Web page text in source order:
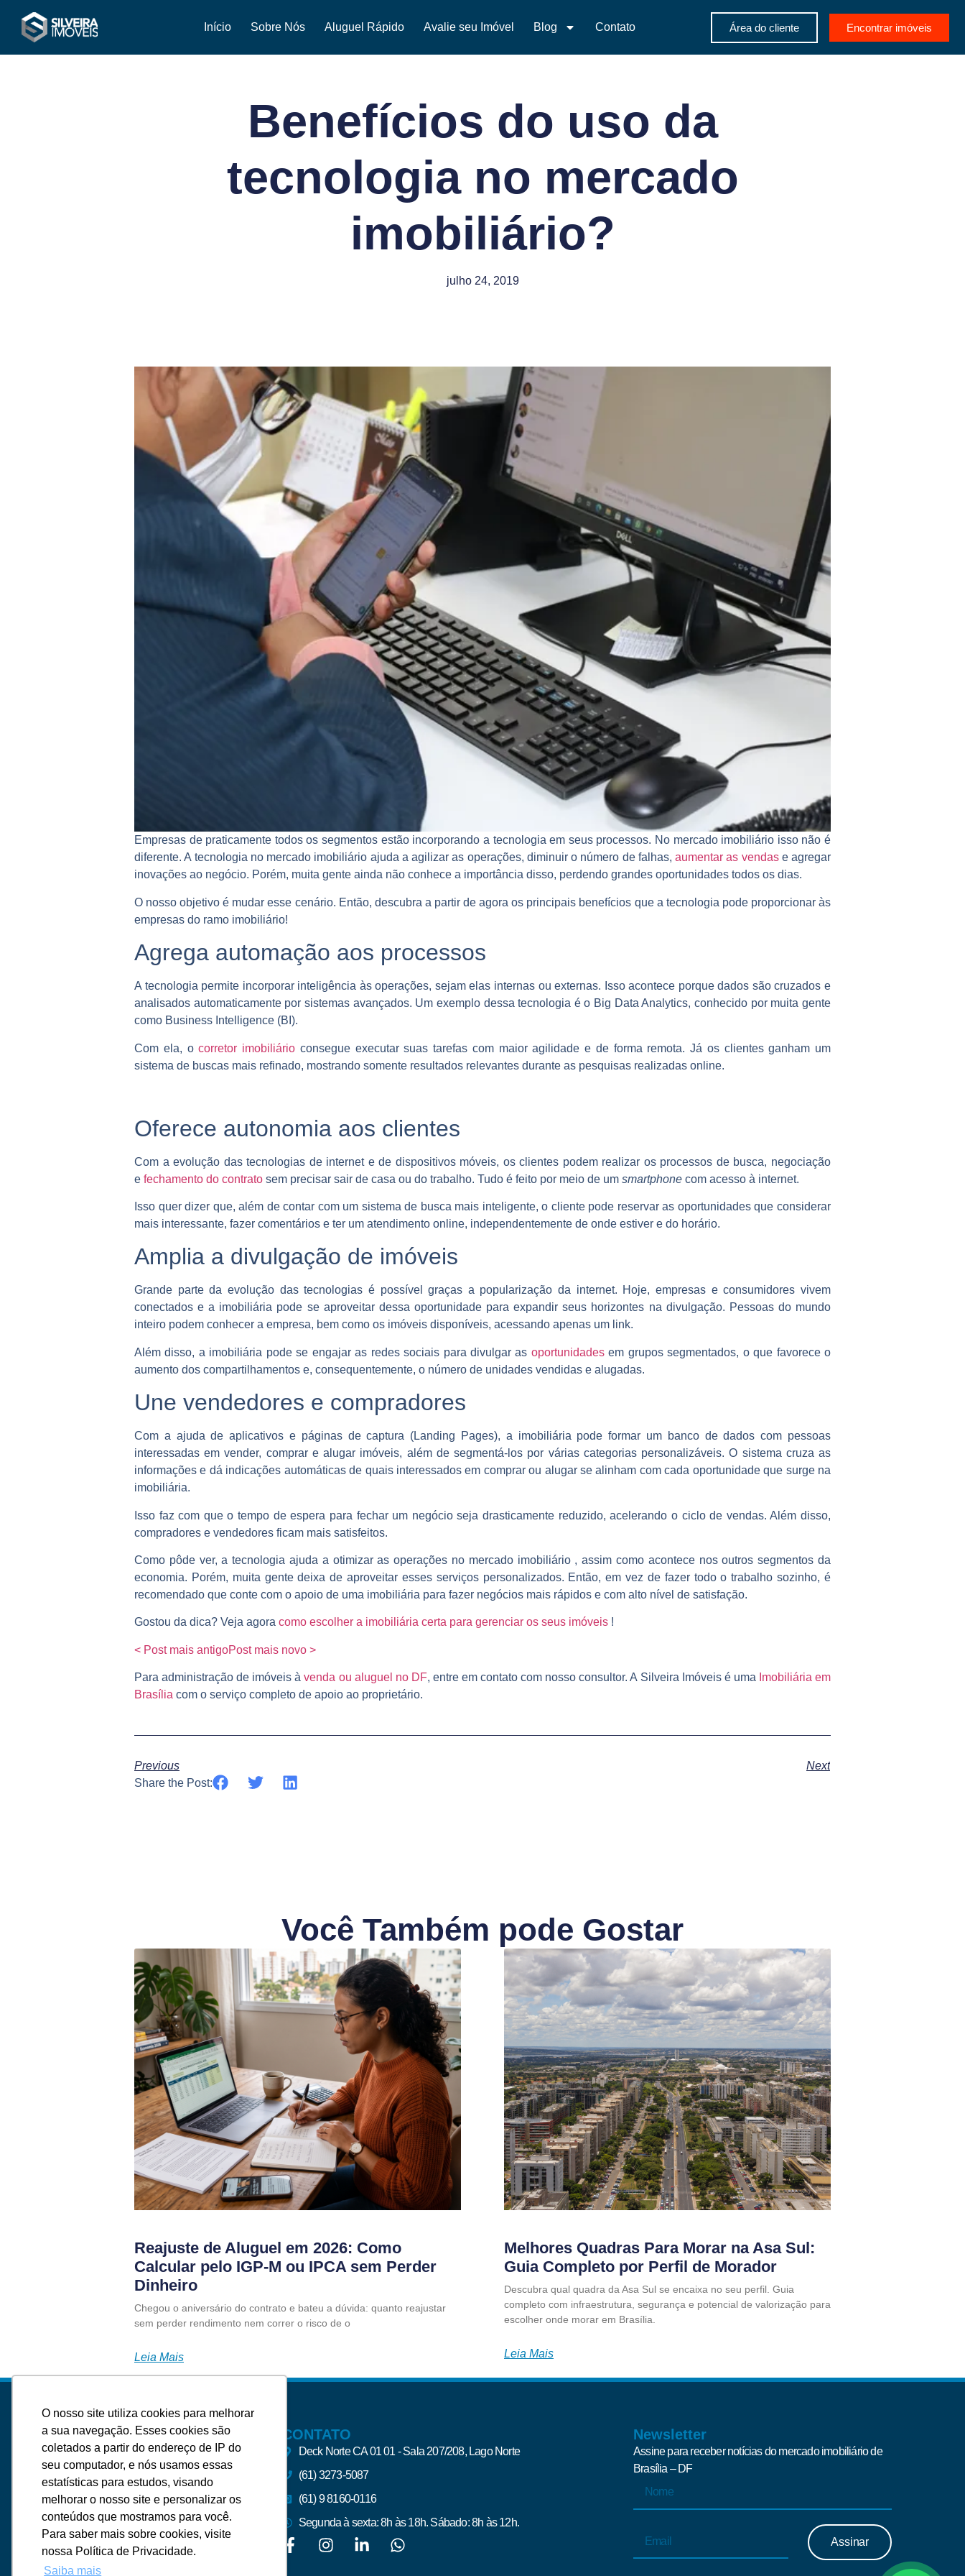
O nosso site utiliza cookies para melhorar
a sua navegação. Esses cookies são
coletados a partir do endereço de IP do
seu computador, e nós usamos essas
estatísticas para estudos, visando
melhorar o nosso site e personalizar os
conteúdos que mostramos para você.
Para saber mais sobre cookies, visite
nossa Política de Privacidade.
Saiba mais
Início Sobre Nós Aluguel Rápido Avalie seu Imóvel Blog Contato Área do cliente Encontrar imóveis
Benefícios do uso da
tecnologia no mercado
imobiliário?
julho 24, 2019
Empresas de praticamente todos os segmentos estão incorporando a tecnologia em seus processos. No mercado imobiliário isso não é
diferente. A tecnologia no mercado imobiliário ajuda a agilizar as operações, diminuir o número de falhas, aumentar as vendase agregar
inovações ao negócio. Porém, muita gente ainda não conhece a importância disso, perdendo grandes oportunidades todos os dias.
O nosso objetivo é mudar esse cenário. Então, descubra a partir de agora os principais benefícios que a tecnologia pode proporcionar às
empresas do ramo imobiliário!
Agrega automação aos processos
A tecnologia permite incorporar inteligência às operações, sejam elas internas ou externas. Isso acontece porque dados são cruzados e
analisados automaticamente por sistemas avançados. Um exemplo dessa tecnologia é o Big Data Analytics, conhecido por muita gente
como Business Intelligence (BI).
Com ela, ocorretor imobiliário consegue executar suas tarefas com maior agilidade e de forma remota. Já os clientes ganham um
sistema de buscas mais refinado, mostrando somente resultados relevantes durante as pesquisas realizadas online.
Oferece autonomia aos clientes
Com a evolução das tecnologias de internet e de dispositivos móveis, os clientes podem realizar os processos de busca, negociação
e fechamento do contrato sem precisar sair de casa ou do trabalho. Tudo é feito por meio de um smartphone com acesso à internet.
Isso quer dizer que, além de contar com um sistema de busca mais inteligente, o cliente pode reservar as oportunidades que considerar
mais interessante, fazer comentários e ter um atendimento online, independentemente de onde estiver e do horário.
Amplia a divulgação de imóveis
Grande parte da evolução das tecnologias é possível graças a popularização da internet. Hoje, empresas e consumidores vivem
conectados e a imobiliária pode se aproveitar dessa oportunidade para expandir seus horizontes na divulgação. Pessoas do mundo
inteiro podem conhecer a empresa, bem como os imóveis disponíveis, acessando apenas um link.
Além disso, a imobiliária pode se engajar as redes sociais para divulgar as oportunidadesem grupos segmentados, o que favorece o
aumento dos compartilhamentos e, consequentemente, o número de unidades vendidas e alugadas.
Une vendedores e compradores
Com a ajuda de aplicativos e páginas de captura (Landing Pages), a imobiliária pode formar um banco de dados com pessoas
interessadas em vender, comprar e alugar imóveis, além de segmentá-los por várias categorias personalizáveis. O sistema cruza as
informações e dá indicações automáticas de quais interessados em comprar ou alugar se alinham com cada oportunidade que surge na
imobiliária.
Isso faz com que o tempo de espera para fechar um negócio seja drasticamente reduzido, acelerando o ciclo de vendas. Além disso,
compradores e vendedores ficam mais satisfeitos.
Como pôde ver, a tecnologia ajuda a otimizar as operações no mercado imobiliário, assim como acontece nos outros segmentos da
economia. Porém, muita gente deixa de aproveitar esses serviços personalizados. Então, em vez de fazer todo o trabalho sozinho, é
recomendado que conte com o apoio de uma imobiliária para fazer negócios mais rápidos e com alto nível de satisfação.
Gostou da dica? Veja agora como escolher a imobiliária certa para gerenciar os seus imóveis !
< Post mais antigoPost mais novo >
Para administração de imóveis àvenda ou aluguel no DF, entre em contato com nosso consultor. A Silveira Imóveis é uma Imobiliária em
Brasília com o serviço completo de apoio ao proprietário.
Previous
Next
Share the Post:
Você Também pode Gostar
Reajuste de Aluguel em 2026: Como
Calcular pelo IGP-M ou IPCA sem Perder
Dinheiro
Chegou o aniversário do contrato e bateu a dúvida: quanto reajustar
sem perder rendimento nem correr o risco de o
Leia Mais
Melhores Quadras Para Morar na Asa Sul:
Guia Completo por Perfil de Morador
Descubra qual quadra da Asa Sul se encaixa no seu perfil. Guia
completo com infraestrutura, segurança e potencial de valorização para
escolher onde morar em Brasília.
Leia Mais
A Silveira Imóveis – Imobiliária
Brasília e Região, foi fundada para
atender às necessidades de uma
administração de aluguéis e venda
de imóveis, de forma eficaz e segura.
CONTATO
Deck Norte CA 01 01 - Sala 207/208, Lago Norte
(61) 3273-5087
(61) 9 8160-0116
Segunda à sexta: 8h às 18h. Sábado: 8h às 12h.
Newsletter
Assine para receber notícias do mercado imobiliário de
Brasília – DF
Assinar